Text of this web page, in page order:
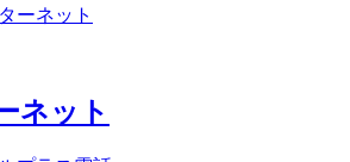
ネット